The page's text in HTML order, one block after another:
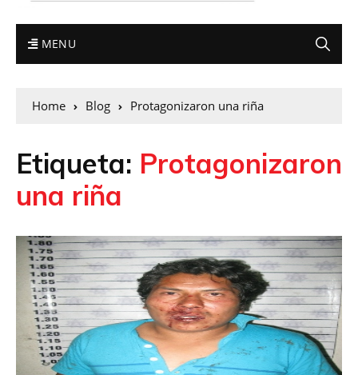
MENU
Home Blog Protagonizaron una riña
Etiqueta: Protagonizaron
una riña